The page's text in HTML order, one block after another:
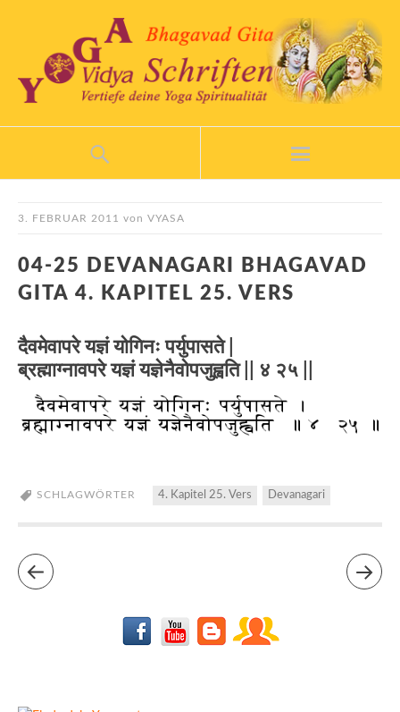
3. FEBRUAR 2011 von VYASA
04-25 DEVANAGARI BHAGAVAD
GITA 4. KAPITEL 25. VERS
दैवमेवापरे यज्ञं योगिनः पर्युपासते |
ब्रह्माग्नावपरे यज्ञं यज्ञेनैवोपजुह्वति || ४ २५ ||
SCHLAGWÖRTER 4. Kapitel 25. Vers Devanagari